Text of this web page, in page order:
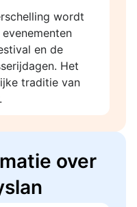
wordt
en de
Het
traditie van
over